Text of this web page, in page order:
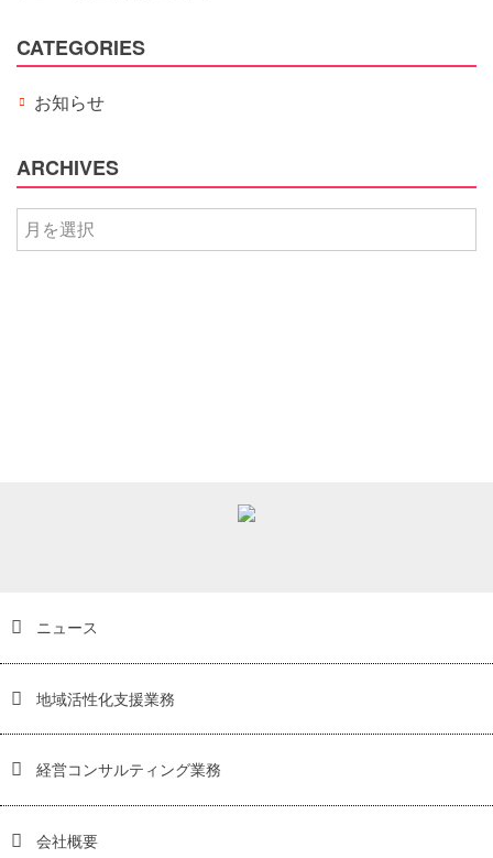
CATEGORIES
お知らせ
ARCHIVES
ARCHIVES
ニュース
地域活性化支援業務
経営コンサルティング業務
会社概要